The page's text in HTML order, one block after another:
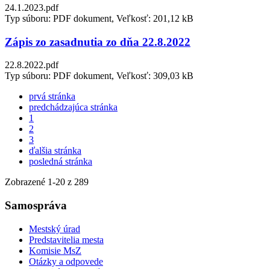
24.1.2023.pdf
Typ súboru: PDF dokument, Veľkosť: 201,12 kB
Zápis zo zasadnutia zo dňa 22.8.2022
22.8.2022.pdf
Typ súboru: PDF dokument, Veľkosť: 309,03 kB
prvá stránka
predchádzajúca stránka
1
2
3
ďalšia stránka
posledná stránka
Zobrazené 1-20 z 289
Samospráva
Mestský úrad
Predstavitelia mesta
Komisie MsZ
Otázky a odpovede